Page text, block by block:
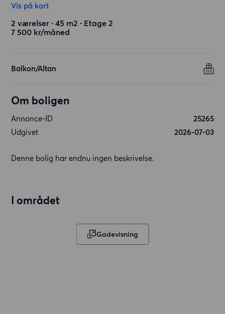
Vis på kort
2 værelser ∙ 45 m2 ∙ Etage 2
7 500 kr/måned
Balkon/Altan
Om boligen
Annonce-ID
25265
Udgivet
2026-07-03
Denne bolig har endnu ingen beskrivelse.
I området
Gadevisning